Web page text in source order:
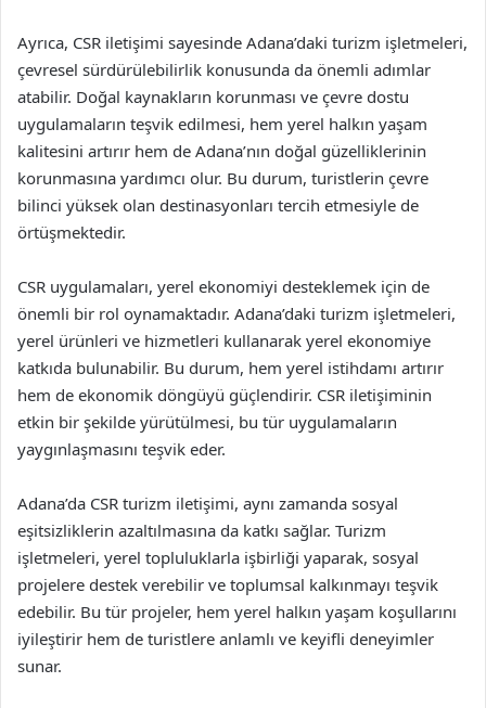
Ayrıca, CSR iletişimi sayesinde Adana’daki turizm işletmeleri,
çevresel sürdürülebilirlik konusunda da önemli adımlar
atabilir. Doğal kaynakların korunması ve çevre dostu
uygulamaların teşvik edilmesi, hem yerel halkın yaşam
kalitesini artırır hem de Adana’nın doğal güzelliklerinin
korunmasına yardımcı olur. Bu durum, turistlerin çevre
bilinci yüksek olan destinasyonları tercih etmesiyle de
örtüşmektedir.
CSR uygulamaları, yerel ekonomiyi desteklemek için de
önemli bir rol oynamaktadır. Adana’daki turizm işletmeleri,
yerel ürünleri ve hizmetleri kullanarak yerel ekonomiye
katkıda bulunabilir. Bu durum, hem yerel istihdamı artırır
hem de ekonomik döngüyü güçlendirir. CSR iletişiminin
etkin bir şekilde yürütülmesi, bu tür uygulamaların
yaygınlaşmasını teşvik eder.
Adana’da CSR turizm iletişimi, aynı zamanda sosyal
eşitsizliklerin azaltılmasına da katkı sağlar. Turizm
işletmeleri, yerel topluluklarla işbirliği yaparak, sosyal
projelere destek verebilir ve toplumsal kalkınmayı teşvik
edebilir. Bu tür projeler, hem yerel halkın yaşam koşullarını
iyileştirir hem de turistlere anlamlı ve keyifli deneyimler
sunar.